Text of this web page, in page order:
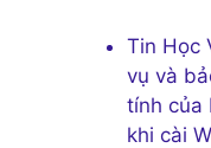
Tin Học
vụ và
tính của
khi cài